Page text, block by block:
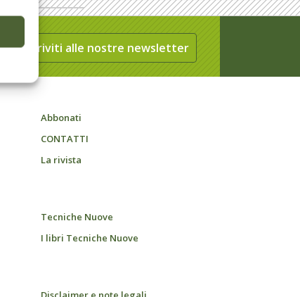
Iscriviti alle nostre newsletter
Abbonati
CONTATTI
La rivista
Tecniche Nuove
I libri Tecniche Nuove